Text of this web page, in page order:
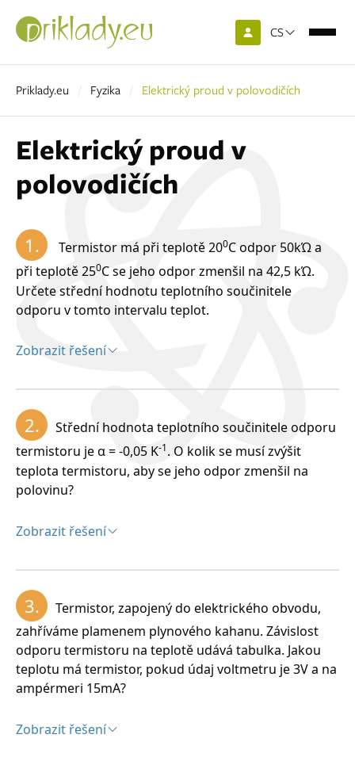
CS
Priklady.eu Fyzika Elektrický proud v polovodičích
Elektrický proud v
polovodičích
1. Termistor má při teplotě 200C odpor 50kΏ a
při teplotě 250C se jeho odpor zmenšil na 42,5 kΏ.
Určete střední hodnotu teplotního součinitele
odporu v tomto intervalu teplot.
Zobrazit řešení
Rozbor:
Δt = 5 C = 5K, R 20 = 50 000Ώ, R 25= 42 500Ώ, α = ?
Teplotní součinitel odporu termistoru je α = –0,03K –1
2.
Střední hodnota teplotního součinitele odporu
termistoru je α = -0,05 K-1. O kolik se musí zvýšit
teplota termistoru, aby se jeho odpor zmenšil na
polovinu?
Zobrazit řešení
Rozbor:
3.
Termistor, zapojený do elektrického obvodu,
zahříváme plamenem plynového kahanu. Závislost
odporu termistoru na teplotě udává tabulka. Jakou
teplotu má termistor, pokud údaj voltmetru je 3V a na
ampérmeri 15mA?
Zobrazit řešení